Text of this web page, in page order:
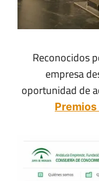
Reconocidos
empresa
oportunidad de